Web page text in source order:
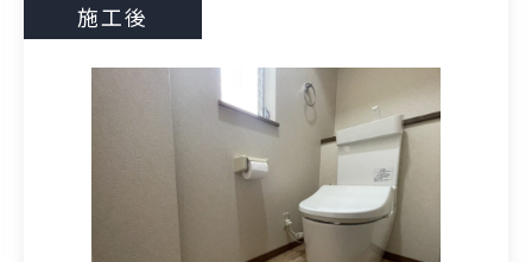
施工後